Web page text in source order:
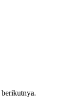
berikutnya.